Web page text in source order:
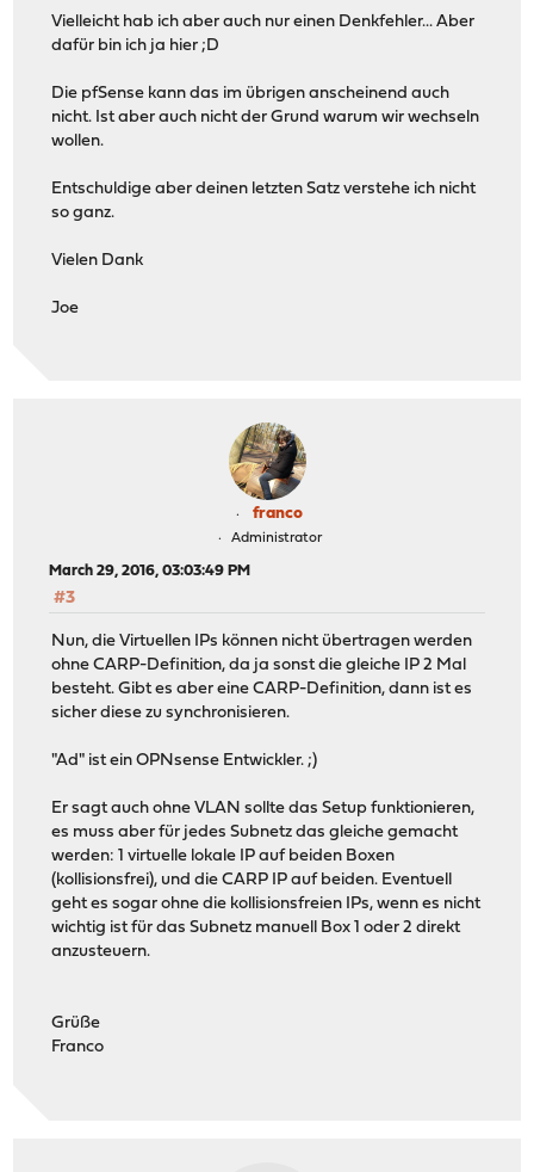
Vielleicht hab ich aber auch nur einen Denkfehler... Aber
dafür bin ich ja hier ;D
Die pfSense kann das im übrigen anscheinend auch
nicht. Ist aber auch nicht der Grund warum wir wechseln
wollen.
Entschuldige aber deinen letzten Satz verstehe ich nicht
so ganz.
Vielen Dank
Joe
franco
Administrator
March 29, 2016, 03:03:49 PM
#3
Nun, die Virtuellen IPs können nicht übertragen werden
ohne CARP-Definition, da ja sonst die gleiche IP 2 Mal
besteht. Gibt es aber eine CARP-Definition, dann ist es
sicher diese zu synchronisieren.
"Ad" ist ein OPNsense Entwickler. ;)
Er sagt auch ohne VLAN sollte das Setup funktionieren,
es muss aber für jedes Subnetz das gleiche gemacht
werden: 1 virtuelle lokale IP auf beiden Boxen
(kollisionsfrei), und die CARP IP auf beiden. Eventuell
geht es sogar ohne die kollisionsfreien IPs, wenn es nicht
wichtig ist für das Subnetz manuell Box 1 oder 2 direkt
anzusteuern.
Grüße
Franco